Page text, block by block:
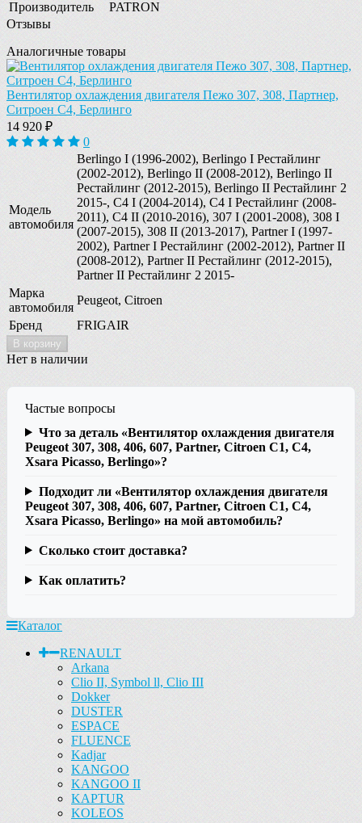
Производитель
PATRON
Отзывы
Аналогичные товары
Вентилятор охлаждения двигателя Пежо 307, 308, Партнер,
Ситроен C4, Берлинго
14 920 ₽
0
Модель
автомобиля
Berlingo I (1996-2002), Berlingo I Рестайлинг
(2002-2012), Berlingo II (2008-2012), Berlingo II
Рестайлинг (2012-2015), Berlingo II Рестайлинг 2
2015-, C4 I (2004-2014), C4 I Рестайлинг (2008-
2011), C4 II (2010-2016), 307 I (2001-2008), 308 I
(2007-2015), 308 II (2013-2017), Partner I (1997-
2002), Partner I Рестайлинг (2002-2012), Partner II
(2008-2012), Partner II Рестайлинг (2012-2015),
Partner II Рестайлинг 2 2015-
Марка
автомобиля
Peugeot, Citroen
Бренд
FRIGAIR
В корзину
Нет в наличии
Частые вопросы
Что за деталь «Вентилятор охлаждения двигателя
Peugeot 307, 308, 406, 607, Partner, Citroen С1, C4,
Xsara Picasso, Berlingo»?
Подходит ли «Вентилятор охлаждения двигателя
Peugeot 307, 308, 406, 607, Partner, Citroen С1, C4,
Xsara Picasso, Berlingo» на мой автомобиль?
Сколько стоит доставка?
Как оплатить?
Каталог
RENAULT
Arkana
Clio II, Symbol ll, Clio III
Dokker
DUSTER
ESPACE
FLUENCE
Kadjar
KANGOO
KANGOO II
KAPTUR
KOLEOS